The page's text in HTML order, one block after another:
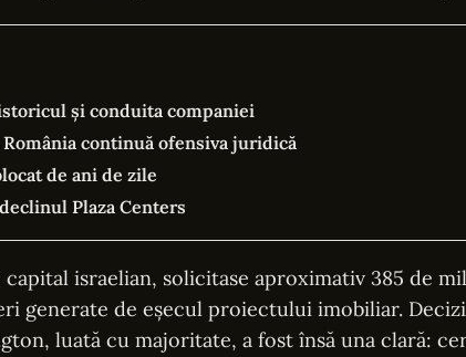
și conduita companiei
continuă ofensiva juridică
de ani de zile
Plaza Centers
israelian, solicitase aproximativ 385 de
generate de eșecul proiectului imobiliar.
luată cu majoritate, a fost însă una clară: